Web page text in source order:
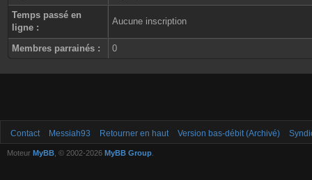
Temps passé en
ligne :
Aucune inscription
Membres parrainés : 0
Contact Messiah93 Retourner en haut Version bas-débit (Archivé)
Moteur MyBB , © 2002-2026 MyBB Group